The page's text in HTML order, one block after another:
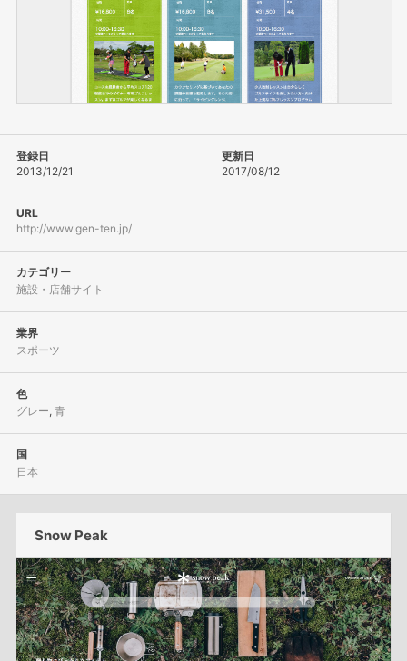
登録日
2013/12/21
更新日
2017/08/12
URL
http://www.gen-ten.jp/
カテゴリー
施設・店舗サイト
業界
スポーツ
色
グレー, 青
国
日本
Snow Peak